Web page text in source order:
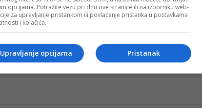
ostvario je nevjerojatan uspjeh i dobio čast suditi
Derbi bez duše, opravdanja nema
fudbala, vječiti derbi između Sarajeva i
opcijama. Potražite vezu pri dnu ove stranice ili na izborniku web-
za upravljanje pristankom ili povlačenje pristanka u postavkama
i kolačića.
Pristanak
Upravljanje opcijama